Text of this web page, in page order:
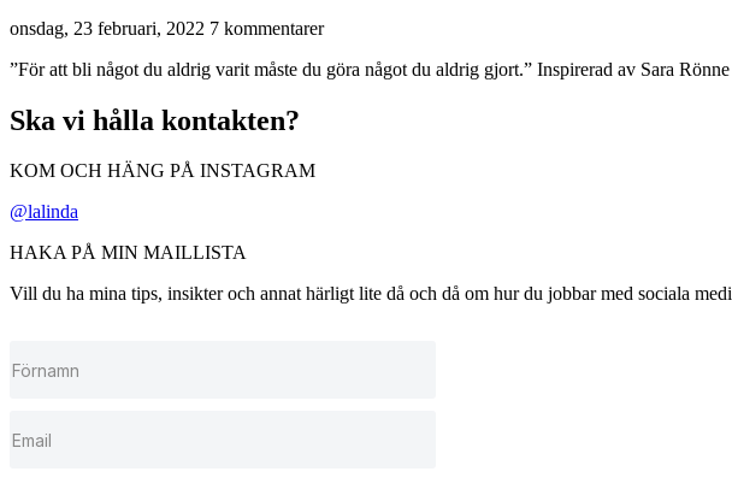
onsdag, 23 februari, 2022 7 kommentarer
”För att bli något du aldrig varit måste du göra något du aldrig gjort.” Inspirerad av Sara
Ska vi hålla kontakten?
KOM OCH HÄNG PÅ INSTAGRAM
@lalinda
HAKA PÅ MIN MAILLISTA
Vill du ha mina tips, insikter och annat härligt lite då och då om hur du jobbar med sociala